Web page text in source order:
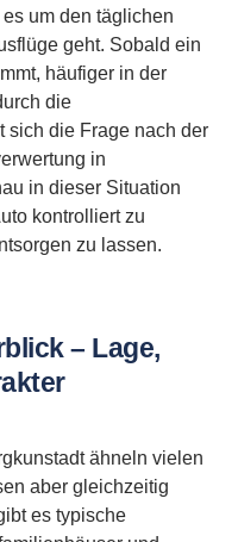
um den täglichen
geht. Sobald ein
häufiger in der
die
sich die Frage nach der
in
in dieser Situation
kontrolliert zu
zu lassen.
– Lage,
ähneln vielen
aber gleichzeitig
es typische